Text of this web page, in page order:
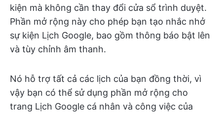
kiện mà không cần thay đổi cửa sổ trình duyệt.
Phần mở rộng này cho phép bạn tạo nhắc nhở
sự kiện Lịch Google, bao gồm thông báo bật lên
và tùy chỉnh âm thanh.
Nó hỗ trợ tất cả các lịch của bạn đồng thời, vì
vậy bạn có thể sử dụng phần mở rộng cho
trang Lịch Google cá nhân và công việc của